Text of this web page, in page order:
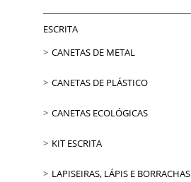
ESCRITA
CANETAS DE METAL
CANETAS DE PLÁSTICO
CANETAS ECOLÓGICAS
KIT ESCRITA
LAPISEIRAS, LÁPIS E BORRACHAS